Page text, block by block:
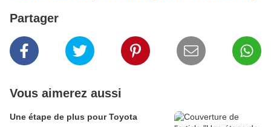
Partager
Vous aimerez aussi
Une étape de plus pour Toyota